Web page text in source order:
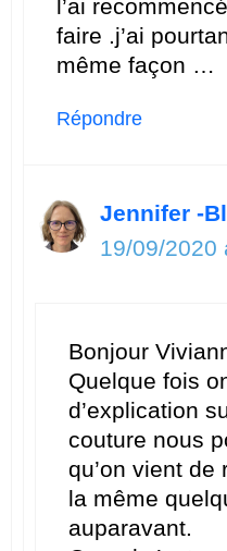
l’ai
faire .j’ai
même façon …
Répondre
Jennifer -
19/09/2020
Bonjour
Quelque fois
d’explication
couture nous
qu’on vient
la même
auparavant.